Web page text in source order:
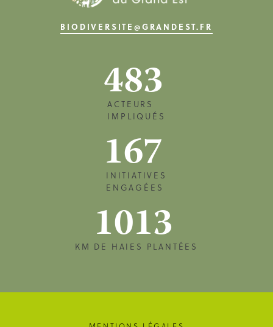
BIODIVERSITE@GRANDEST.FR
483
ACTEURS
IMPLIQUÉS
167
INITIATIVES
ENGAGÉES
1013
KM DE HAIES PLANTÉES